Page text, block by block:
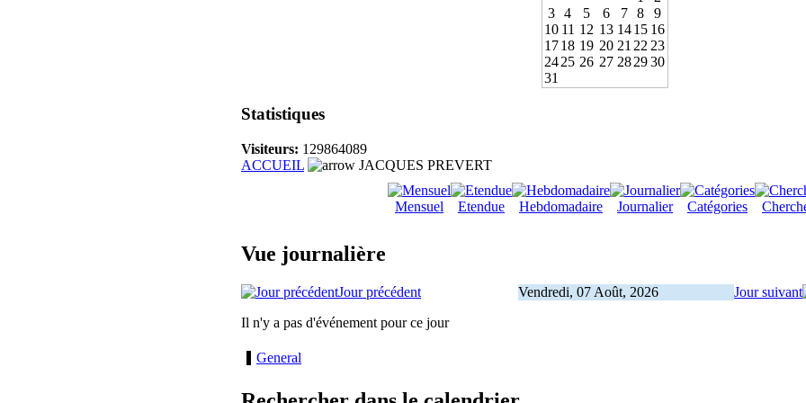
3 4 5 6 7 8
9
10 11 12 13 1415 16
1718 19 20 21 22 23
2425 26 27 282930
31
Statistiques
Visiteurs: 129864089
ACCUEIL
JACQUES PREVERT
Mensuel Etendue Hebdomadaire Journalier Catégories
Vue journalière
Jour précédent Vendredi, 07 Août, 2026
Jour suivant
Il n'y a pas d'événement pour ce jour
General